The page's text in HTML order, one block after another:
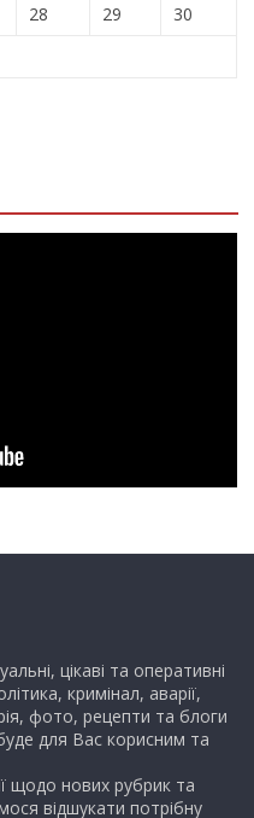
28 29
30
цікаві та оперативні
кримінал, аварії,
фото, рецепти та блоги
для Вас корисним та
щодо нових рубрик та
відшукати потрібну